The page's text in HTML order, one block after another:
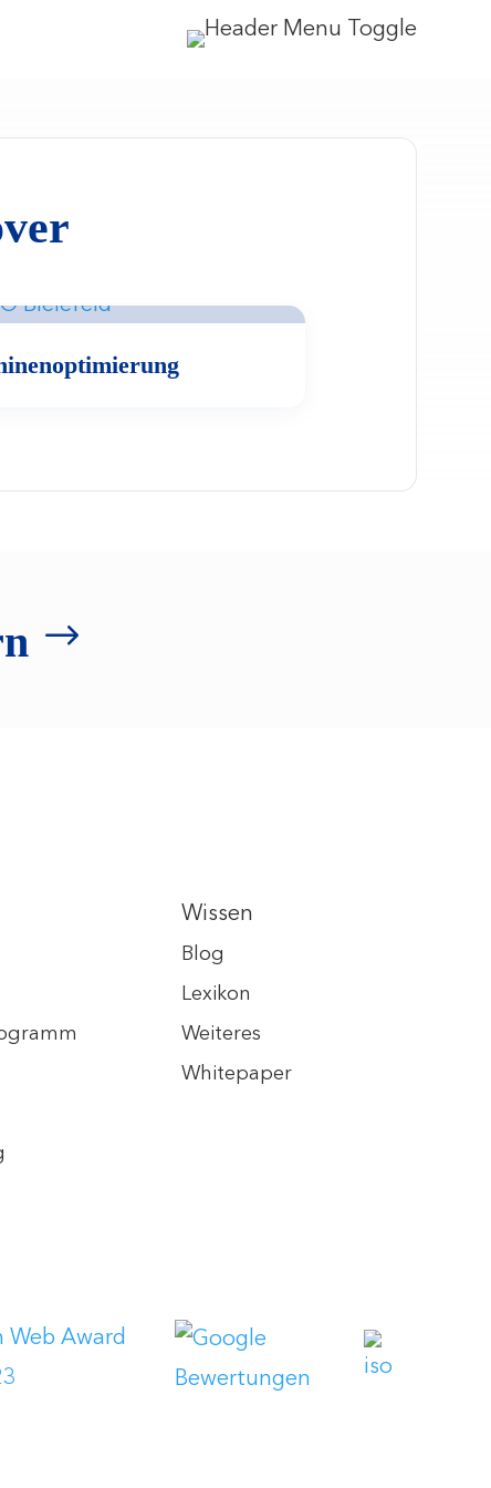
Wissen
Blog
Lexikon
Weiteres
Whitepaper